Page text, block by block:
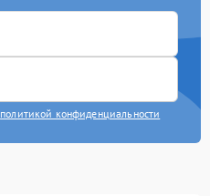
политикой конфиденциальности